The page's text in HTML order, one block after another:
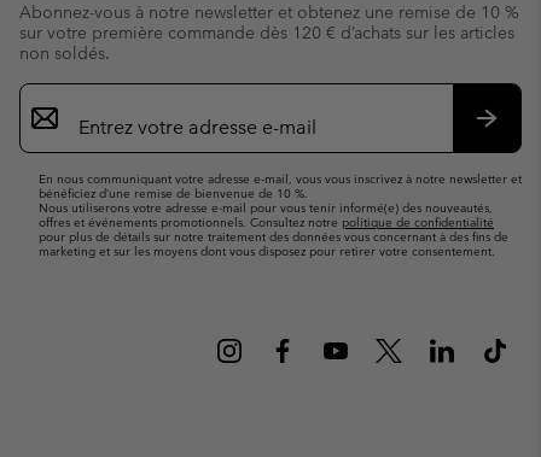
Abonnez-vous à notre newsletter et obtenez une remise de 10 %
sur votre première commande dès 120 € d’achats sur les articles
non soldés.
Inscription
par
e-
En nous communiquant votre adresse e-mail, vous vous inscrivez à notre newsletter et
bénéficiez d’une remise de bienvenue de 10 %.
Nous utiliserons votre adresse e-mail pour vous tenir informé(e) des nouveautés,
offres et événements promotionnels. Consultez notre politique de confidentialité
pour plus de détails sur notre traitement des données vous concernant à des fins de
marketing et sur les moyens dont vous disposez pour retirer votre consentement.